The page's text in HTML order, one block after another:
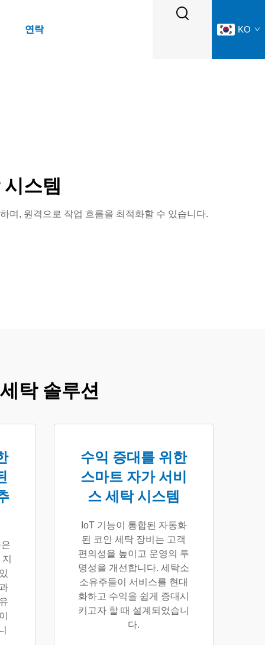
연락 KO
스템
며, 원격으로 작업 흐름을 최적화할 수 있습니다.
탁 솔루션
수익 증대를 위한
스마트 자가 서비
스 세탁 시스템
IoT 기능이 통합된 자동화
된 코인 세탁 장비는 고객
편의성을 높이고 운영의 투
명성을 개선합니다. 세탁소
소유주들이 서비스를 현대
화하고 수익을 쉽게 증대시
키고자 할 때 설계되었습니
다.